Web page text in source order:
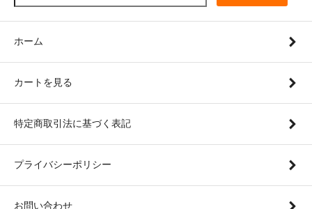
ホーム
カートを見る
特定商取引法に基づく表記
プライバシーポリシー
お問い合わせ